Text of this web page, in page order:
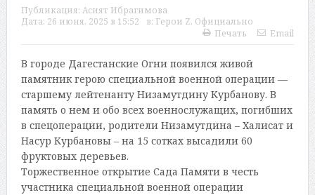
Публикация: Асият Ибрагимова
Дата: 26 июня, 2025 в 15:52 в: Герои Z, Официально
Печать
Email
В городе Дагестанские Огни появился живой
памятник герою специальной военной операции —
старшему лейтенанту Низамутдину Курбанову. В
память о нем и обо всех военнослужащих, погибших
в спецоперации, родители Низамутдина – Халисат и
Насур Курбановы – на 15 сотках высадили 60
фруктовых деревьев.
Торжественное открытие Сада Памяти в честь
участника специальной военной операции